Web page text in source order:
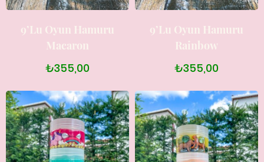
9’lu Oyun Hamuru
Macaron
₺355,00
9’lu Oyun Hamuru
Rainbow
₺355,00